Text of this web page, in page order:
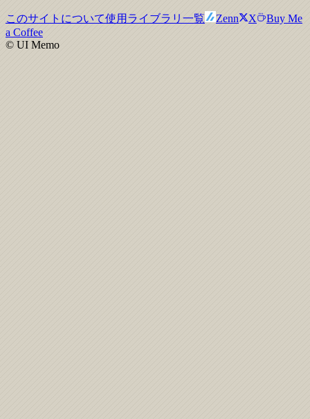
このサイトについて使用ライブラリ一覧 Zenn X
Buy Me
a Coffee
© UI Memo